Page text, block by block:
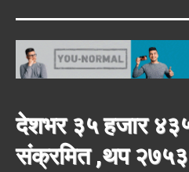
देशभर ३५ हजार
संक्रमित ,थप २७५३